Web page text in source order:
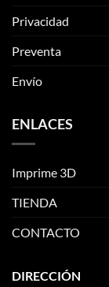
Privacidad
Preventa
Envío
ENLACES
Imprime 3D
TIENDA
CONTACTO
DIRECCIÓN